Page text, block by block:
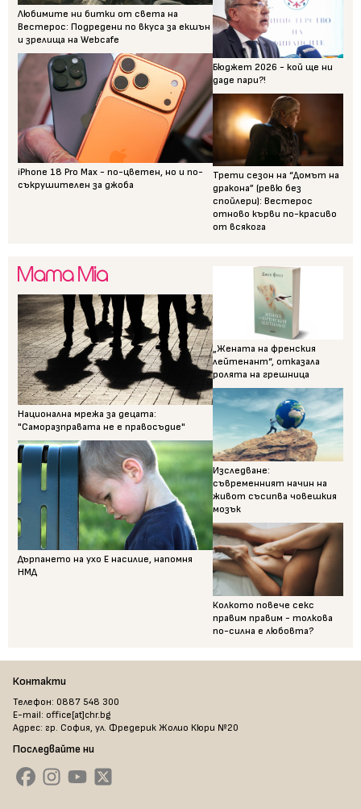
Любимите ни битки от света на
Вестерос: Подредени по вкуса за екшън
и зрелища на Webcafe
iPhone 18 Pro Max - по-цветен, но и по-
съкрушителен за джоба
Бюджет 2026 - кой ще ни
даде пари?!
Трети сезон на “Домът на
дракона” (ревю без
спойлери): Вестерос
отново кърви по-красиво
от всякога
Национална мрежа за децата:
"Саморазправата не е правосъдие"
Дърпането на ухо Е насилие, напомня
НМД
„Жената на френския
лейтенант“, отказала
ролята на грешница
Изследване:
съвременният начин на
живот съсипва човешкия
мозък
Колкото повече секс
правим правим - толкова
по-силна е любовта?
Контакти
Телефон: 0887 548 300
E-mail: office[at]chr.bg
Адрес: гр. София, ул. Фредерик Жолио Кюри №20
Последвайте ни